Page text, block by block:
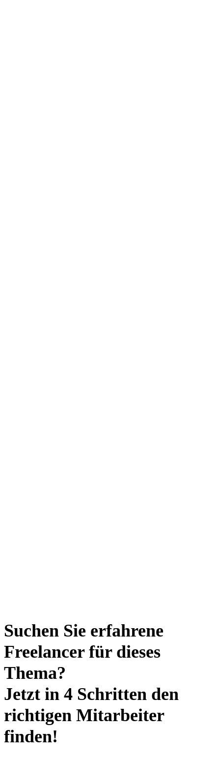
Suchen Sie erfahrene
Freelancer für dieses
Thema?
Jetzt in 4 Schritten den
richtigen Mitarbeiter
finden!